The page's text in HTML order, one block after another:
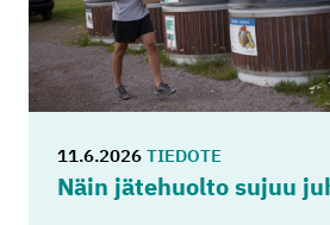
11.6.2026 TIEDOTE
Näin jä­te­huol­to sujuu